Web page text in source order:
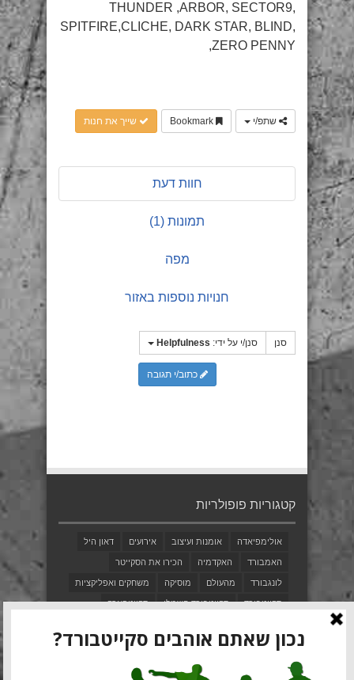
THUNDER ,ARBOR, SECTOR9,
SPITFIRE,CLICHE, DARK STAR, BLIND,
ZERO PENNY,
שתפ/י שייך את חנות
חוות דעת
תמונות (1)
מפה
חנויות נוספות באזור
סנן סנן/י על ידי: Helpfulness
כתוב/י תגובה
קטגוריות פופולריות
אולימפיאדה אומנות ועיצוב אירועים דאון היל
האמבורד האקדמיה הכירו את הסקייטר
לונגבורד מהעולם מוסיקה משחקים ואפליקציות
סקייטבורד סקייטבורד חשמלי סקייטפארק
צעדים ראשונים קולנוע וטלוויזיה קצת היסטוריה
שפם בורדס